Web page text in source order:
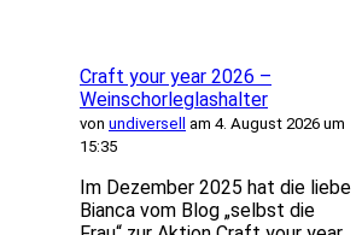
Craft your year 2026 –
Weinschorleglashalter
von undiversell
am 4. August 2026 um
15:35
Im Dezember 2025 hat die liebe
Bianca vom Blog „selbst die